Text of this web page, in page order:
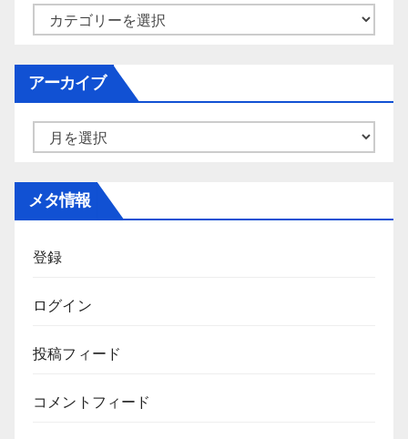
ー
アーカイブ
メタ情報
登録
ログイン
投稿フィード
コメントフィード